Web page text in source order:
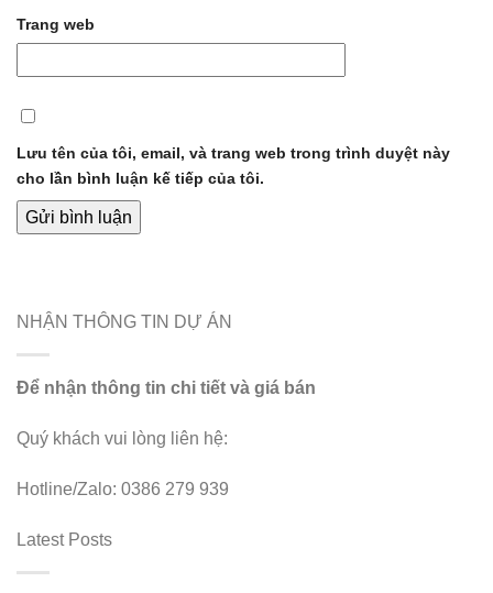
Trang web
Lưu tên của tôi, email, và trang web trong trình duyệt này
cho lần bình luận kế tiếp của tôi.
NHẬN THÔNG TIN DỰ ÁN
Để nhận thông tin chi tiết và giá bán
Quý khách vui lòng liên hệ:
Hotline/Zalo: 0386 279 939
Latest Posts